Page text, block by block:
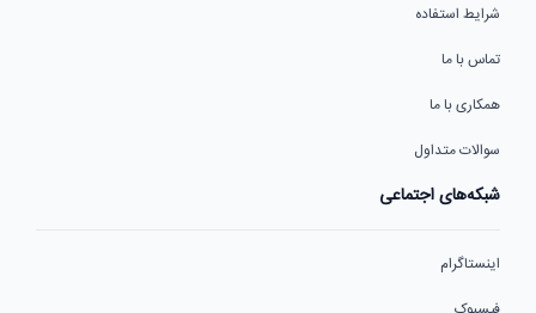
شرایط استفاده
تماس با ما
همکاری با ما
سوالات متداول
شبکه‌های اجتماعی
اینستاگرام